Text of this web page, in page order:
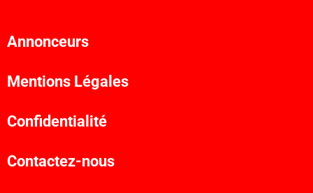
Annonceurs
Mentions Légales
Confidentialité
Contactez-nous